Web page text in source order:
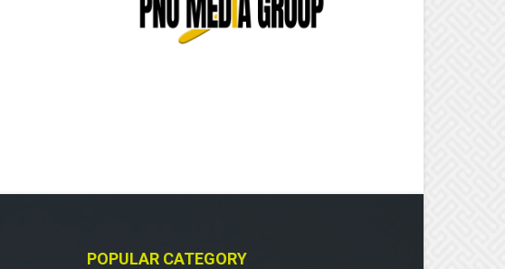
POPULAR CATEGORY